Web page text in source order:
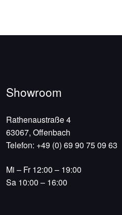
Showroom
Rathenaustraße 4
63067, Offenbach
Telefon: +49 (0) 69 90 75 09 63
Mi – Fr 12:00 – 19:00
Sa 10:00 – 16:00